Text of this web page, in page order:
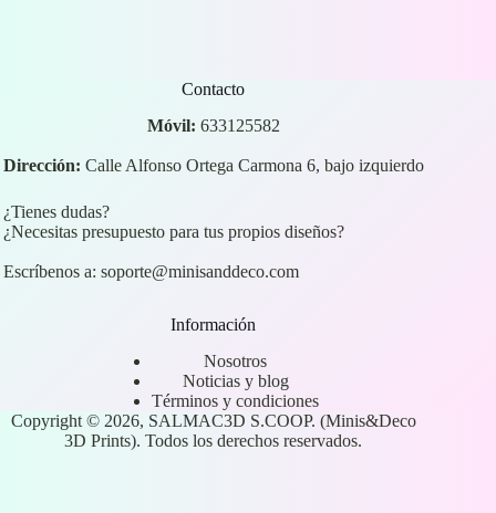
Contacto
Móvil: 633125582
Dirección: Calle Alfonso Ortega Carmona 6, bajo izquierdo
¿Tienes dudas?
¿Necesitas presupuesto para tus propios diseños?
Escríbenos a: soporte@minisanddeco.com
Información
Nosotros
Noticias y blog
Términos y condiciones
Copyright © 2026, SALMAC3D S.COOP. (Minis&Deco
3D Prints). Todos los derechos reservados.